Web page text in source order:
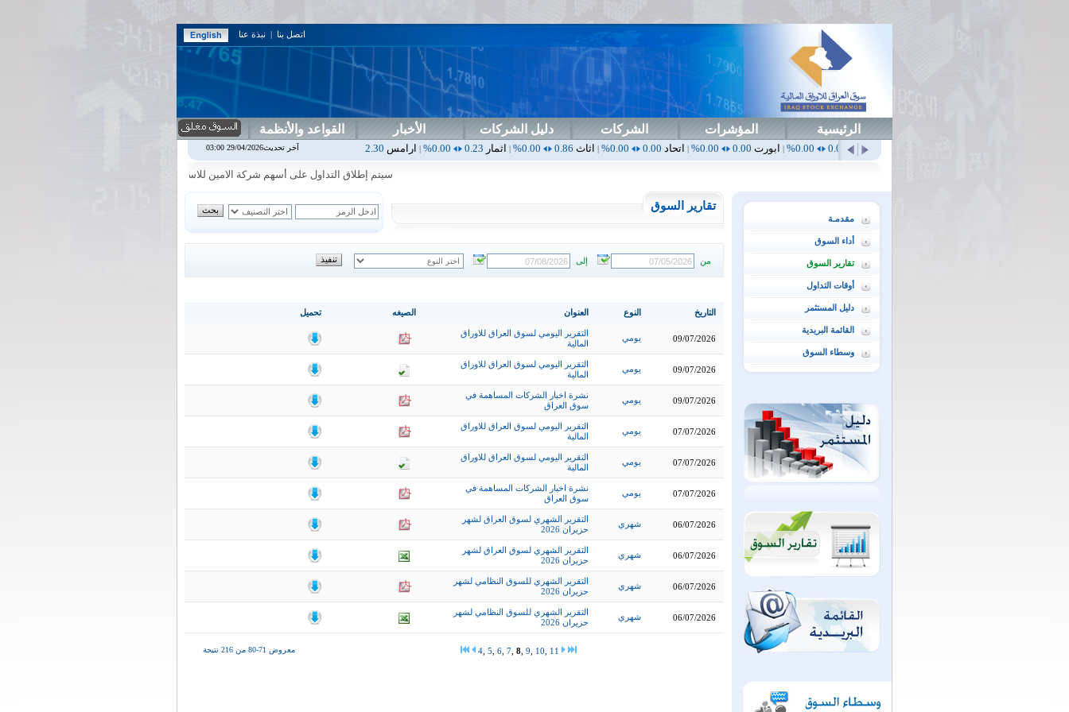
اتصل بنا | نبذة عنا
الرئيسية المؤشرات الشركات دليل الشركات الأخبار القواعد والأنظمة
0.00% ابورت0.00
0.00% اتحاد0.00
0.00% اثاث0.86
0.00% اثمار0.23
0.00% ارامس2.30
0.00% اربيل |اس بنك0.00
0.00%
سيتم إطلاق التداول على أسهم شركة الامين للاستثمار المالي في جلسة الاحد الموافق 2026/8/9
مقدمـة
أداء السوق
تقارير السوق
أوقات التداول
دليل المستثمر
القائمة البريدية
وسطاء السوق
تقارير السوق
من إلى
تحميل الصيغه العنوان النوع التاريخ
التقرير اليومي لسوق العراق للاوراق
المالية
يومي 09/07/2026
التقرير اليومي لسوق العراق للاوراق
المالية
يومي 09/07/2026
نشرة اخبار الشركات المساهمة في
سوق العراق
يومي 09/07/2026
التقرير اليومي لسوق العراق للاوراق
المالية
يومي 07/07/2026
التقرير اليومي لسوق العراق للاوراق
المالية
يومي 07/07/2026
نشرة اخبار الشركات المساهمة في
سوق العراق
يومي 07/07/2026
التقرير الشهري لسوق العراق لشهر
حزيران 2026
شهري 06/07/2026
التقرير الشهري لسوق العراق لشهر
حزيران 2026
شهري 06/07/2026
التقرير الشهري للسوق النظامي لشهر
حزيران 2026
شهري 06/07/2026
التقرير الشهري للسوق النظامي لشهر
حزيران 2026
شهري 06/07/2026
معروض 71-80 من 216 نتيجة 4 5 6 7 8 9 10 11